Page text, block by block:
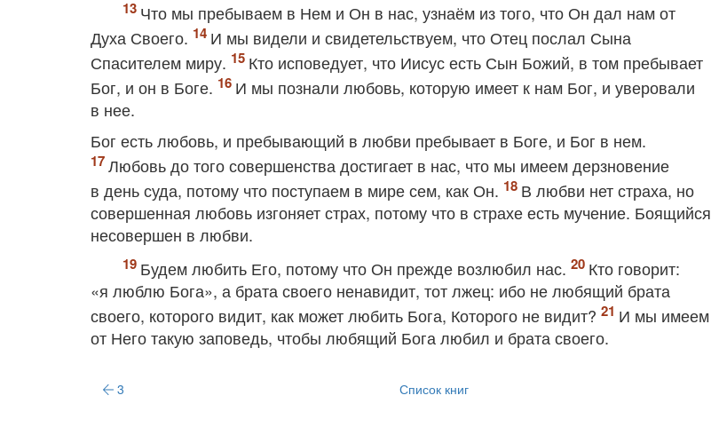
Что мы пребываем в Нем и Он в нас, узнаём из того, что Он дал нам от
Духа Своего.
И мы видели и свидетельствуем, что Отец послал Сына
Спасителем миру.
Кто исповедует, что Иисус есть Сын Божий, в том пребывает
Бог, и он в Боге.
И мы познали любовь, которую имеет к нам Бог, и уверовали
в нее.
Бог есть любовь, и пребывающий в любви пребывает в Боге, и Бог в нем.
Любовь до того совершенства достигает в нас, что мы имеем дерзновение
в день суда, потому что поступаем в мире сем, как Он.
В любви нет страха, но
совершенная любовь изгоняет страх, потому что в страхе есть мучение. Боящийся
несовершен в любви.
Будем любить Его, потому что Он прежде возлюбил нас.
Кто говорит:
«я люблю Бога», а брата своего ненавидит, тот лжец: ибо не любящий брата
своего, которого видит, как может любить Бога, Которого не видит?
И мы имеем
от Него такую заповедь, чтобы любящий Бога любил и брата своего.
3 Список книг